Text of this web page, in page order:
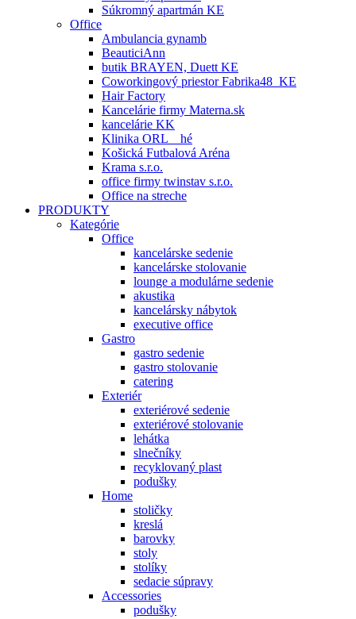
Súkromný apartmán KE
Office
Ambulancia gynamb
BeauticiAnn
butik BRAYEN, Duett KE
Coworkingový priestor Fabrika48_KE
Hair Factory
Kancelárie firmy Materna.sk
kancelárie KK
Klinika ORL _ hé
Košická Futbalová Aréna
Krama s.r.o.
office firmy twinstav s.r.o.
Office na streche
PRODUKTY
Kategórie
Office
kancelárske sedenie
kancelárske stolovanie
lounge a modulárne sedenie
akustika
kancelársky nábytok
executive office
Gastro
gastro sedenie
gastro stolovanie
catering
Exteriér
exteriérové sedenie
exteriérové stolovanie
lehátka
slnečníky
recyklovaný plast
podušky
Home
stoličky
kreslá
barovky
stoly
stolíky
sedacie súpravy
Accessories
podušky